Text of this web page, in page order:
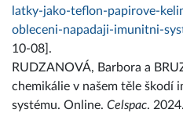
latky-jako-teflon-papirove-
obleceni-napadaji-imunitni-
10-08].
RUDZANOVÁ, Barbora a
chemikálie v našem těle škodí
systému. Online. Celspac.